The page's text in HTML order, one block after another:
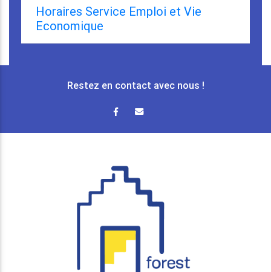
Horaires Service Emploi et Vie
Economique
Restez en contact avec nous !